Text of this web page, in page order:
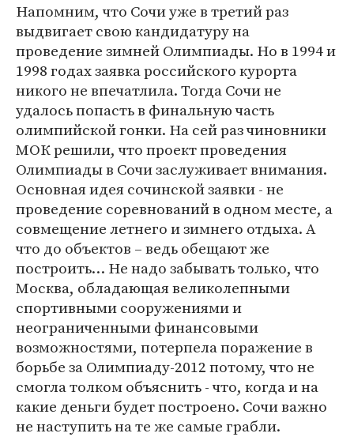
Напомним, что Сочи уже в третий раз
выдвигает свою кандидатуру на
проведение зимней Олимпиады. Но в 1994 и
1998 годах заявка российского курорта
никого не впечатлила. Тогда Сочи не
удалось попасть в финальную часть
олимпийской гонки. На сей раз чиновники
МОК решили, что проект проведения
Олимпиады в Сочи заслуживает внимания.
Основная идея сочинской заявки - не
проведение соревнований в одном месте, а
совмещение летнего и зимнего отдыха. А
что до объектов – ведь обещают же
построить… Не надо забывать только, что
Москва, обладающая великолепными
спортивными сооружениями и
неограниченными финансовыми
возможностями, потерпела поражение в
борьбе за Олимпиаду-2012 потому, что не
смогла толком объяснить - что, когда и на
какие деньги будет построено. Сочи важно
не наступить на те же самые грабли.